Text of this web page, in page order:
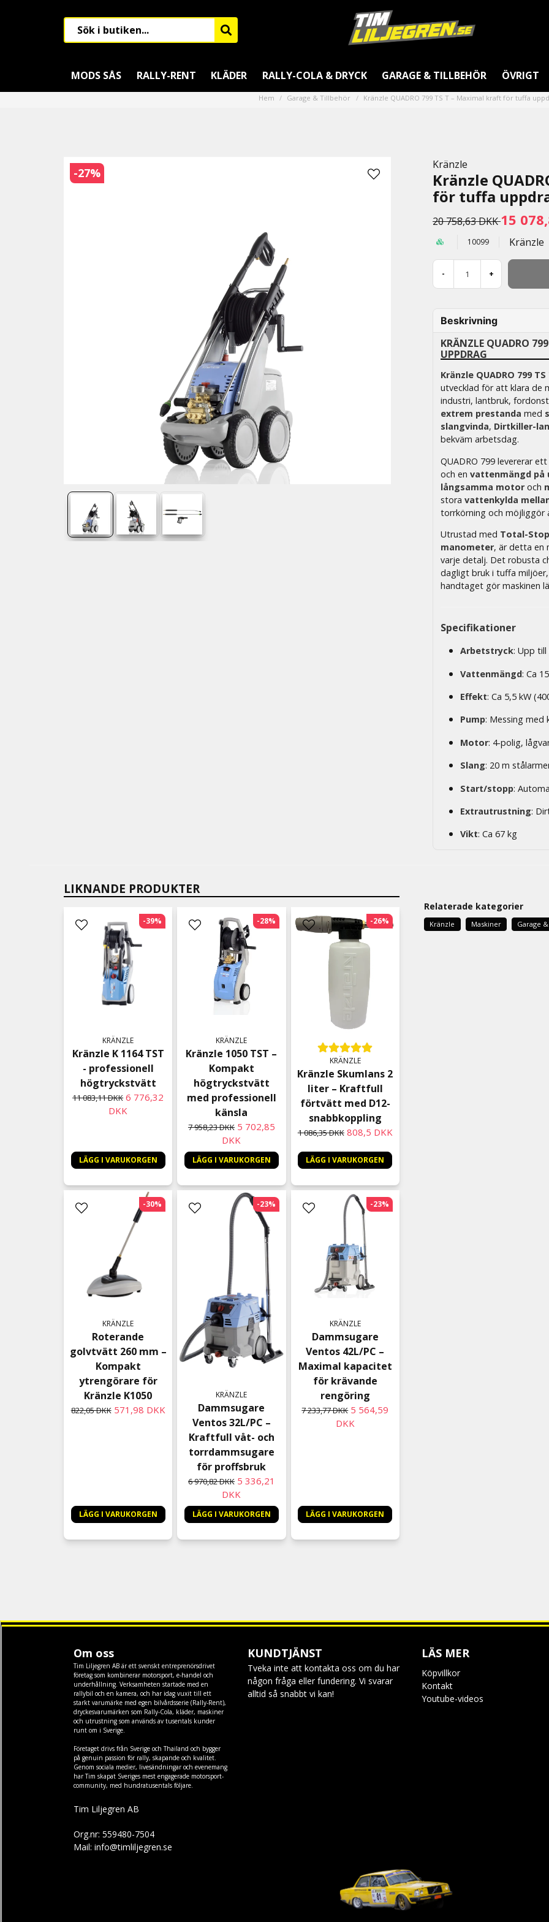
MODS SÅS RALLY-RENT KLÄDER RALLY-COLA & DRYCK GARAGE & TILLBEHÖR ÖVRIGT
Hem Garage & Tillbehör Kränzle QUADRO 799 TS T – Maximal kraft för tuffa
-27%
Kränzle
Kränzle
för tuffa
20 758,63 DKK15
10099 Kränzle
- +
Beskrivning
KRÄNZLE QUADRO
UPPDRAG
Kränzle QUADRO 799 TS
utvecklad för att klara de
industri, lantbruk,
extrem prestanda med
slangvinda, Dirtkiller-
bekväm arbetsdag.
QUADRO 799 levererar
och envattenmängd på
långsamma motor och
storavattenkylda
torrkörning och möjliggör
Utrustad med Total-
manometer, är detta en
varje detalj. Det robusta
dagligt bruk i tuffa
handtaget gör maskinen
Specifikationer
Arbetstryck: Upp till
Vattenmängd: Ca
Effekt: Ca 5,5 kW
Pump: Messing med
Motor: 4-polig,
Slang: 20 m
Start/stopp:
Extrautrustning:
Vikt: Ca 67 kg
LIKNANDE PRODUKTER
KRÄNZLE
Kränzle K 1164 TST
- professionell
högtryckstvätt
11 083,11 DKK 6 776,32
DKK
LÄGG I VARUKORGEN
-39%
KRÄNZLE
Kränzle 1050 TST –
Kompakt
högtryckstvätt
med professionell
känsla
7 958,23 DKK 5 702,85
DKK
LÄGG I VARUKORGEN
-28%
KRÄNZLE
Kränzle Skumlans 2
liter – Kraftfull
förtvätt med D12-
snabbkoppling
1 086,35 DKK 808,5 DKK
LÄGG I VARUKORGEN
-26%
KRÄNZLE
Roterande
golvtvätt 260 mm –
Kompakt
ytrengörare för
Kränzle K1050
822,05 DKK 571,98 DKK
LÄGG I VARUKORGEN
-30%
KRÄNZLE
Dammsugare
Ventos 32L/PC –
Kraftfull våt- och
torrdammsugare
för proffsbruk
6 970,82 DKK 5 336,21
DKK
LÄGG I VARUKORGEN
-23%
KRÄNZLE
Dammsugare
Ventos 42L/PC –
Maximal kapacitet
för krävande
rengöring
7 233,77 DKK 5 564,59
DKK
LÄGG I VARUKORGEN
-23%
Relaterade kategorier
Kränzle Maskiner Garage
Om oss
Tim Liljegren AB är ett svenskt entreprenörsdrivet
företag som kombinerar motorsport, e-handel och
underhållning. Verksamheten startade med en
rallybil och en kamera, och har idag vuxit till ett
starkt varumärke med egen bilvårdsserie (Rally-Rent),
dryckesvarumärken som Rally-Cola, kläder, maskiner
och utrustning som används av tusentals kunder
runt om i Sverige.
Företaget drivs från Sverige och Thailand och bygger
på genuin passion för rally, skapande och kvalitet.
Genom sociala medier, livesändningar och evenemang
har Tim skapat Sveriges mest engagerade motorsport-
community, med hundratusentals följare.
Tim Liljegren AB
Org.nr: 559480-7504
Mail: info@timliljegren.se
KUNDTJÄNST
Tveka inte att kontakta oss om du har
någon fråga eller fundering. Vi svarar
alltid så snabbt vi kan!
LÄS MER
Köpvillkor
Kontakt
Youtube-videos